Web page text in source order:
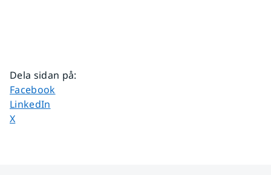
Dela sidan på:
Dela sidan på
Facebook
Dela sidan på
LinkedIn
Dela sidan på
X